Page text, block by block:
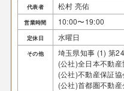
代表者 松村 亮佑
営業時間 10:00〜19:00
定休日 水曜日
その他
埼玉県知事 (1) 第
(公社)全日本不動産
(公社)不動産保証協
(公社)首都圏不動